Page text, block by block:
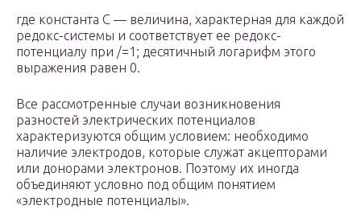
где константа С — величина, характерная для каждой
редокс-системы и соответствует ее редокс-
потенциалу при /=1; десятичный логарифм этого
выражения равен 0.
Все рассмотренные случаи возникновения
разностей электрических потенциалов
характеризуются общим условием: необходимо
наличие электродов, которые служат акцепторами
или донорами электронов. Поэтому их иногда
объединяют условно под общим понятием
«электродные потенциалы».